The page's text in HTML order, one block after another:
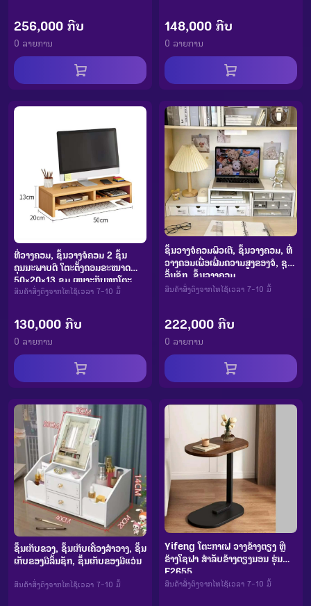
256,000 ກີບ
0 ລາຍການ
148,000 ກີບ
0 ລາຍການ
ທີ່ວາງຄອມ, ຊັ້ນວາງຈໍຄອມ 2 ຊັ້ນ
ຄຸນນະພາບດີ ໂຕະຕັ້ງຄອມຂະໜາດ
50×20×13 ຊມ ເໝາະກັບທຸກໂຕະ
ສິນຄ້າສັ່ງຕົງຈາກໄທໄຊ້ເວລາ 7-10 ມື້
130,000 ກີບ
0 ລາຍການ
ຊັ້ນວາງຈໍຄອມພິວເຕີ, ຊັ້ນວາງຄອມ, ທີ່
ວາງຄອມເພື່ອເພີ່ມຄວາມສູງຂອງຈໍ, ຊຸດ
ລິ້ນຊັກ, ຊັ້ນວາງຄອມ
ສິນຄ້າສັ່ງຕົງຈາກໄທໄຊ້ເວລາ 7-10 ມື້
222,000 ກີບ
0 ລາຍການ
ຊັ້ນເກັບຂອງ, ຊັ້ນເກັບເຄື່ອງສຳອາງ, ຊັ້ນ
ເກັບຂອງມີລິ້ນຊັກ, ຊັ້ນເກັບຂອງມີແວ່ນ
ສິນຄ້າສັ່ງຕົງຈາກໄທໄຊ້ເວລາ 7-10 ມື້
Yifeng ໂຕະກາເຟ ວາງຂ້າງຕຽງ ຫຼື
ຂ້າງໂຊຟາ ສຳລັບຂ້າງຕຽງນອນ ຮຸ່ນ
F2655
ສິນຄ້າສັ່ງຕົງຈາກໄທໄຊ້ເວລາ 7-10 ມື້